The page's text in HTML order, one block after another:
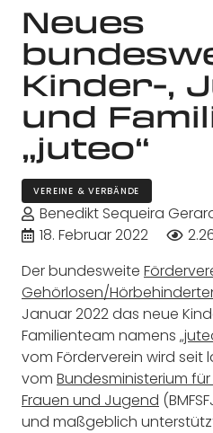
Neues
Kinder-,
und
„juteo“
VEREINE & VERBÄNDE
Benedikt Sequeira
18. Februar 2022
Der bundesweite
Gehörlosen/
Januar 2022 das neue
Familienteam namens
vom Förderverein wird seit
vom Bundesministerium für
Frauen und Jugend
und maßgeblich